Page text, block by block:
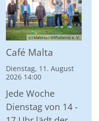
(c) Malteser HIlfsdienst e. V.
Café Malta
Dienstag, 11. August
2026 14:00
Jede Woche
Dienstag von 14 -